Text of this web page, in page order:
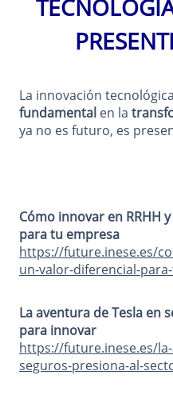
La innovación
fundamental en la
ya no es futuro, es
Cómo innovar en RRHH
para tu empresa
https://future.inese.es/
un-valor-diferencial-
La aventura de Tesla en
para innovar
https://future.inese.es/
seguros-presiona-al-